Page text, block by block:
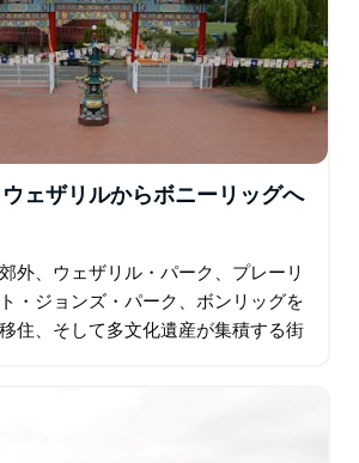
ェザリルからボニーリッグへ
外、ウェザリル・パーク、プレーリ
・ジョンズ・パーク、ボンリッグを
住、そして多文化遺産が集積する街